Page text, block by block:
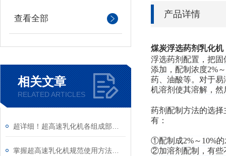
查看全部
相关文章
RELATED ARTICLES
产品详情
煤炭浮选药剂乳化机
浮选药剂配置，把
添加，配制浓度2%
药、油酸等。对于易
机溶剂使其溶解，
药剂配制方法的选
有：
①配制成2%～10%
②加溶剂配制，有些